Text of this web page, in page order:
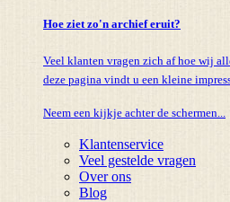
Hoe ziet zo'n archief eruit?
Veel klanten vragen zich af hoe wij
deze pagina vindt u een kleine
Neem een kijkje achter de schermen...
Klantenservice
Veel gestelde vragen
Over ons
Blog